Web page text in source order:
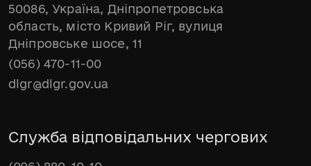
50086, Україна, Дніпропетровська
область, місто Кривий Ріг, вулиця
Дніпровське шосе, 11
(056) 470-11-00
dlgr@dlgr.gov.ua
Служба відповідальних чергових